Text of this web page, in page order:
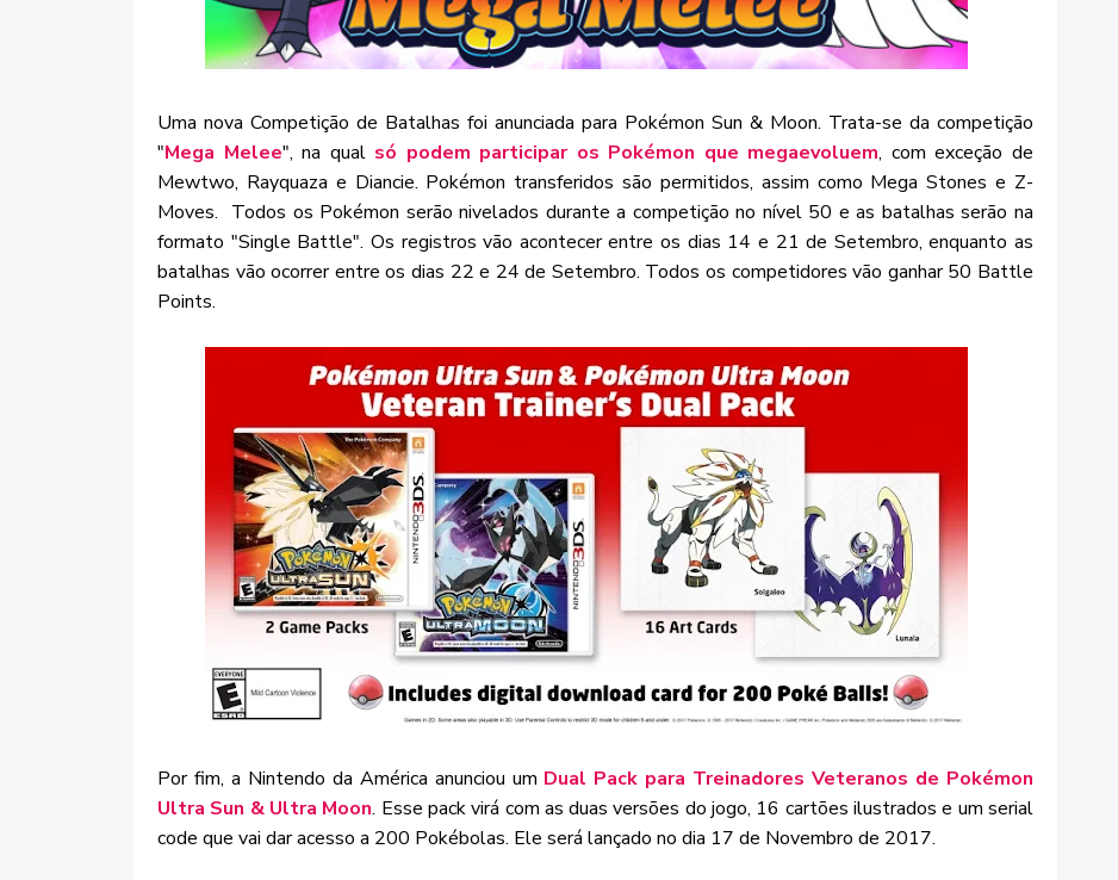
Uma nova Competição de Batalhas foi anunciada para Pokémon Sun & Moon. Trata-se da competição
"Mega Melee", na qual só podem participar os Pokémon que megaevoluem, com exceção de
Mewtwo, Rayquaza e Diancie. Pokémon transferidos são permitidos, assim como Mega Stones e Z-
Moves. Todos os Pokémon serão nivelados durante a competição no nível 50 e as batalhas serão na
formato "Single Battle". Os registros vão acontecer entre os dias 14 e 21 de Setembro, enquanto as
batalhas vão ocorrer entre os dias 22 e 24 de Setembro. Todos os competidores vão ganhar 50 Battle
Points.
Por fim, a Nintendo da América anunciou um Dual Pack para Treinadores Veteranos de Pokémon
Ultra Sun & Ultra Moon. Esse pack virá com as duas versões do jogo, 16 cartões ilustrados e um serial
code que vai dar acesso a 200 Pokébolas. Ele será lançado no dia 17 de Novembro de 2017.